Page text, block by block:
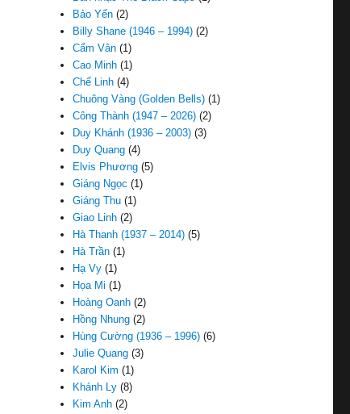
Bảo Yến (2)
Billy Shane (1946 – 1994) (2)
Cẩm Vân (1)
Cao Minh (1)
Chế Linh (4)
Chuông Vàng (Golden Bells) (1)
Công Thành (1947 – 2026) (2)
Duy Khánh (1936 – 2003) (3)
Duy Quang (4)
Elvis Phương (5)
Giáng Ngọc (1)
Giáng Thu (1)
Giao Linh (2)
Hà Thanh (1937 – 2014) (5)
Hà Trần (1)
Hạ Vy (1)
Họa Mi (1)
Hoàng Oanh (2)
Hồng Nhung (2)
Hùng Cường (1936 – 1996) (6)
Julie Quang (3)
Karol Kim (1)
Khánh Ly (8)
Kim Anh (2)